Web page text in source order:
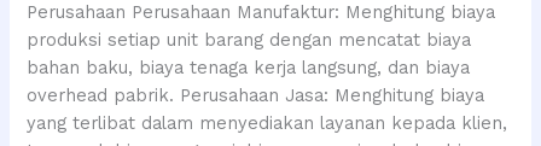
Perusahaan Perusahaan Manufaktur: Menghitung biaya
produksi setiap unit barang dengan mencatat biaya
bahan baku, biaya tenaga kerja langsung, dan biaya
overhead pabrik. Perusahaan Jasa: Menghitung biaya
yang terlibat dalam menyediakan layanan kepada klien,